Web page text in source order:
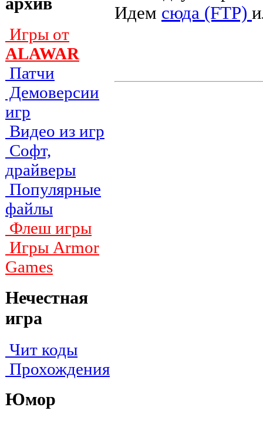
Игры от
ALAWAR
Патчи
Демоверсии
игр
Видео из игр
Софт,
драйверы
Популярные
файлы
Флеш игры
Игры Armor
Games
Нечестная
игра
Чит коды
Прохождения
Юмор
Идем сюда (FTP)